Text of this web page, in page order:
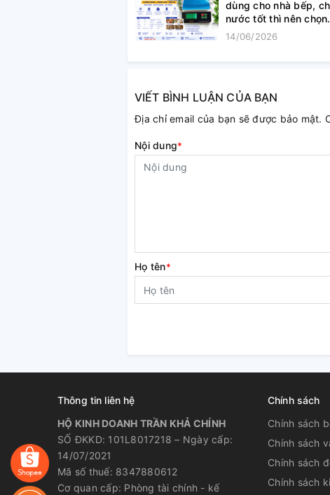
dùng cho nhà bếp,
nước tốt thì nên chọn
mẫu nào?
14/06/2026
VIẾT BÌNH LUẬN CỦA BẠN
Địa chỉ email của bạn sẽ được bảo mật.
Nội dung*
Họ tên*
Thông tin liên hệ
HỘ KINH DOANH TRẦN KHẢ CHÍNH
SỐ ĐKKD: 101L8017218 – Ngày cấp:
14/07/2021
Mã số thuế: 8347880612
Cơ quan cấp: Phòng tài chính - kế
Chính sách
Chính sách
Chính sách
Chính sách
Chính sách